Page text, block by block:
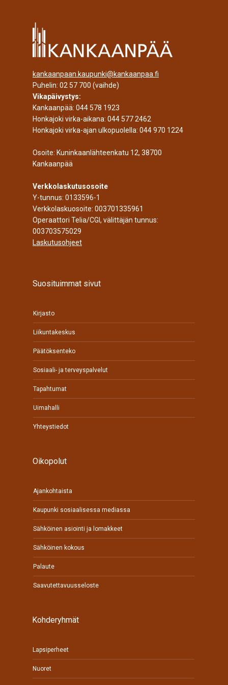
kankaanpaan.kaupunki@kankaanpaa.fi
Puhelin: 02 57 700 (vaihde)
Vikapäivystys:
Kankaanpää: 044 578 1923
Honkajoki virka-aikana: 044 577 2462
Honkajoki virka-ajan ulkopuolella: 044 970 1224
Osoite: Kuninkaanlähteenkatu 12, 38700
Kankaanpää
Verkkolaskutusosoite
Y-tunnus: 0133596-1
Verkkolaskuosoite: 003701335961
Operaattori Telia/CGI, välittäjän tunnus:
003703575029
Laskutusohjeet
Suosituimmat sivut
Kirjasto
Liikuntakeskus
Päätöksenteko
Sosiaali- ja terveyspalvelut
Tapahtumat
Uimahalli
Yhteystiedot
Oikopolut
Ajankohtaista
Kaupunki sosiaalisessa mediassa
Sähköinen asiointi ja lomakkeet
Sähköinen kokous
Palaute
Saavutettavuusseloste
Kohderyhmät
Lapsiperheet
Nuoret